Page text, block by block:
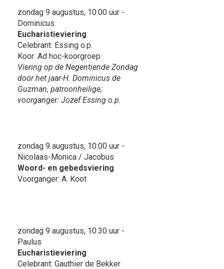
zondag 9 augustus, 10:00 uur -
Dominicus
Eucharistieviering
Celebrant: Essing o.p.
Koor: Ad hoc-koorgroep
Viering op de Negentiende Zondag
door het jaar-H. Dominicus de
Guzman, patroonheilige;
voorganger: Jozef Essing o.p.
zondag 9 augustus, 10:00 uur -
Nicolaas-Monica / Jacobus
Woord- en gebedsviering
Voorganger: A. Koot
zondag 9 augustus, 10:30 uur -
Paulus
Eucharistieviering
Celebrant: Gauthier de Bekker